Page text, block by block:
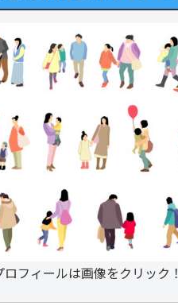
ロフィールは画像をクリック！